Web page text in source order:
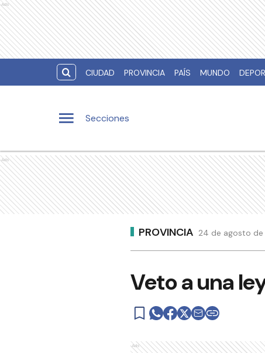
Ads
CIUDAD PROVINCIA PAÍS MUNDO
Secciones
Ads
PROVINCIA 24 de agosto de
Veto a una
Ads